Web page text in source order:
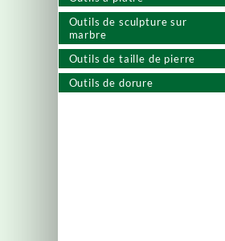
Outils de sculpture sur
marbre
Outils de taille de pierre
Outils de dorure